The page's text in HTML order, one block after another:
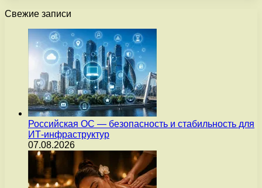
Свежие записи
Российская ОС — безопасность и стабильность для
ИТ-инфраструктур
07.08.2026